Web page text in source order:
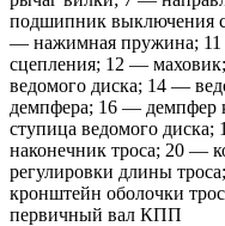
подшипник выключения
— нажимная пружина;
сцепления; 12 —
ведомого диска; 14 —
демпфера; 16 — демпфер
ступица ведомого
наконечник троса; 20 —
регулировки длины
кронштейн оболочки
первичный вал КПП